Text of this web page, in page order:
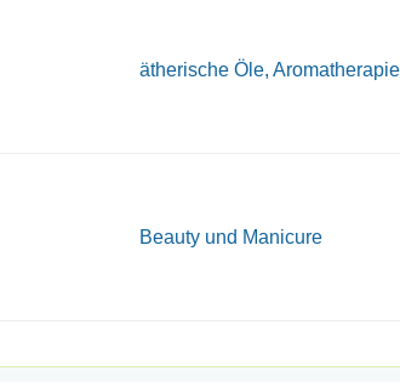
ätherische Öle,
Beauty und Manicure